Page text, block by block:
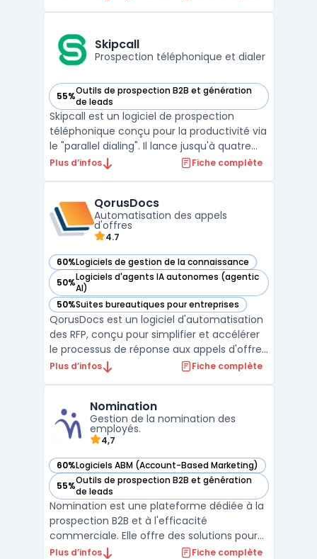
opportunités, de la prospection et des
clients. Il ...Skipcall
Prospection téléphonique et dialer
55%Outils de prospection B2B et génération
de leads
— voir Skipcall dans cette catégorie
Skipcall est un logiciel de prospection
téléphonique conçu pour la productivité via
le "parallel dialing". Il lance jusqu'à quatre
appels simultanés pour supprimer l'attente.
le démarchage en un flux d'échanges cont
...
Plus d’infos Fiche complète
QorusDocs
Automatisation des appels
d'offres
4.7
60%Logiciels de gestion de la connaissance
— voir QorusDocs dans cette catégorie
50%Logiciels d'agents IA autonomes (agentic
AI)
— voir QorusDocs dans cette catégorie
50%Suites bureautiques pour entreprises
— voir QorusDocs dans cette catégorie
QorusDocs est un logiciel d'automatisation
des RFP, conçu pour simplifier et accélérer
le processus de réponse aux appels d'offres
en centralisant les contenus, en améliorant
permet aux entreprises de créer des propos
...
Plus d’infos Fiche complète
Nomination
Gestion de la nomination des
employés.
4,7
60%Logiciels ABM (Account-Based Marketing)
— voir Nomination dans cette catégorie
55%Outils de prospection B2B et génération
de leads
— voir Nomination dans cette catégorie
Nomination est une plateforme dédiée à la
prospection B2B et à l'efficacité
commerciale. Elle offre des solutions pour
améliorer la prospection et la performance
Plus d’infos Fiche complète